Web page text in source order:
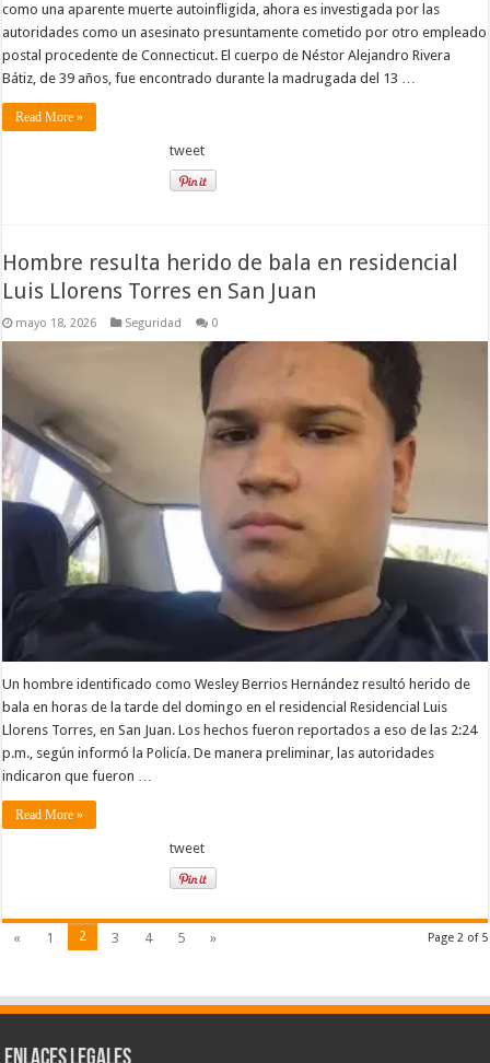
como una aparente muerte autoinfligida, ahora es investigada por las
autoridades como un asesinato presuntamente cometido por otro empleado
postal procedente de Connecticut. El cuerpo de Néstor Alejandro Rivera
Bátiz, de 39 años, fue encontrado durante la madrugada del 13 …
Read More »
tweet
Hombre resulta herido de bala en residencial
Luis Llorens Torres en San Juan
mayo 18, 2026 Seguridad 0
Un hombre identificado como Wesley Berrios Hernández resultó herido de
bala en horas de la tarde del domingo en el residencial Residencial Luis
Llorens Torres, en San Juan. Los hechos fueron reportados a eso de las 2:24
p.m., según informó la Policía. De manera preliminar, las autoridades
indicaron que fueron …
Read More »
tweet
Page 2 of 5
« 1 2 3 4 5 »